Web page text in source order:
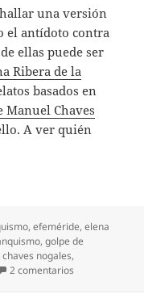
una versión
el antídoto contra
ellas puede ser
Ribera de la
basados en
Manuel Chaves
A ver quién
,efeméride,elena
,golpe de
nogales,
2 comentarios